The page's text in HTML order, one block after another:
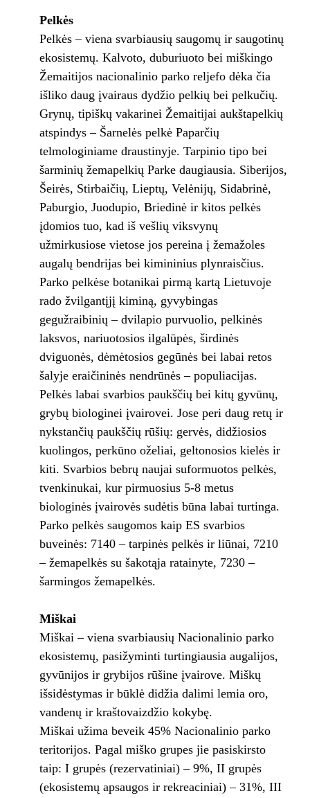
Pelkės
Pelkės – viena svarbiausių saugomų ir saugotinų
ekosistemų. Kalvoto, duburiuoto bei miškingo
Žemaitijos nacionalinio parko reljefo dėka čia
išliko daug įvairaus dydžio pelkių bei pelkučių.
Grynų, tipiškų vakarinei Žemaitijai aukštapelkių
atspindys – Šarnelės pelkė Paparčių
telmologiniame draustinyje. Tarpinio tipo bei
šarminių žemapelkių Parke daugiausia. Siberijos,
Šeirės, Stirbaičių, Lieptų, Velėnijų, Sidabrinė,
Paburgio, Juodupio, Briedinė ir kitos pelkės
įdomios tuo, kad iš vešlių viksvynų
užmirkusiose vietose jos pereina į žemažoles
augalų bendrijas bei kimininius plynraisčius.
Parko pelkėse botanikai pirmą kartą Lietuvoje
rado žvilgantįjį kiminą, gyvybingas
gegužraibinių – dvilapio purvuolio, pelkinės
laksvos, nariuotosios ilgalūpės, širdinės
dviguonės, dėmėtosios gegūnės bei labai retos
šalyje eraičininės nendrūnės – populiacijas.
Pelkės labai svarbios paukščių bei kitų gyvūnų,
grybų biologinei įvairovei. Jose peri daug retų ir
nykstančių paukščių rūšių: gervės, didžiosios
kuolingos, perkūno oželiai, geltonosios kielės ir
kiti. Svarbios bebrų naujai suformuotos pelkės,
tvenkinukai, kur pirmuosius 5-8 metus
biologinės įvairovės sudėtis būna labai turtinga.
Parko pelkės saugomos kaip ES svarbios
buveinės: 7140 – tarpinės pelkės ir liūnai, 7210
– žemapelkės su šakotąja ratainyte, 7230 –
šarmingos žemapelkės.
Miškai
Miškai – viena svarbiausių Nacionalinio parko
ekosistemų, pasižyminti turtingiausia augalijos,
gyvūnijos ir grybijos rūšine įvairove. Miškų
išsidėstymas ir būklė didžia dalimi lemia oro,
vandenų ir kraštovaizdžio kokybę.
Miškai užima beveik 45% Nacionalinio parko
teritorijos. Pagal miško grupes jie pasiskirsto
taip: I grupės (rezervatiniai) – 9%, II grupės
(ekosistemų apsaugos ir rekreaciniai) – 31%, III